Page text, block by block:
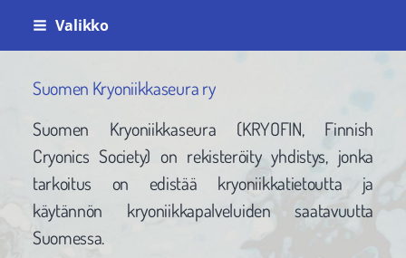
Siirry
Valikko
Suomen Kryoniikkaseura ry
Suomen Kryoniikkaseura (KRYOFIN, Finnish
Cryonics Society) on rekisteröity yhdistys, jonka
tarkoitus on edistää kryoniikkatietoutta ja
käytännön kryoniikkapalveluiden saatavuutta
Suomessa.